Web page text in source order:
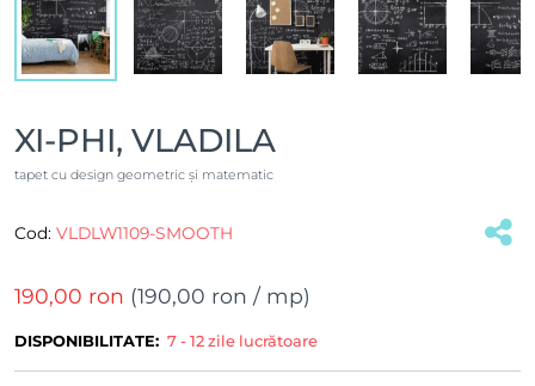
XI-PHI, VLADILA
tapet cu design geometric și matematic
Cod: VLDLW1109-SMOOTH
190,00 ron (190,00 ron / mp)
DISPONIBILITATE: 7 - 12 zile lucrătoare